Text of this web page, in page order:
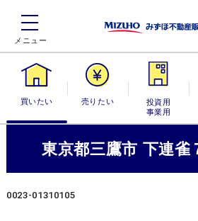
買いたい 売りたい
投資用・事業
用
東京都三鷹市 下連雀
0023-01310105